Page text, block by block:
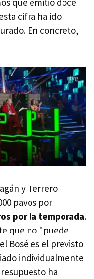
cifra ha ido
En concreto,
y Terrero
pavos por
por la temporada.
que no "puede
Bosé es el previsto
individualmente
ha